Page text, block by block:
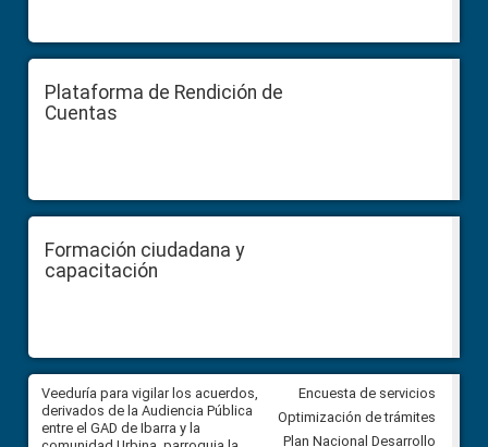
Plataforma de Rendición de
Cuentas
Formación ciudadana y
capacitación
Veeduría para vigilar los acuerdos,
derivados de la Audiencia Pública
entre el GAD de Ibarra y la
CPCCS convoca a Veeduría
Ciudadana para vigilar el
Encuesta de servicios
Optimización de trámites
Plan Nacional Desarrollo